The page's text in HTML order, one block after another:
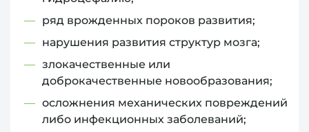
ряд врожденных пороков развития;
нарушения развития структур мозга;
злокачественные или
доброкачественные новообразования;
осложнения механических повреждений
либо инфекционных заболеваний;